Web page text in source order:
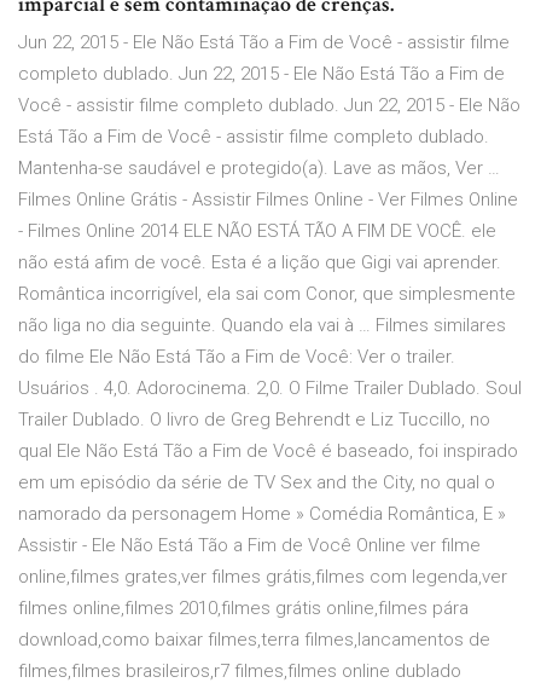
Jun 22, 2015 - Ele Não Está Tão a Fim de Você - assistir filme
completo dublado. Jun 22, 2015 - Ele Não Está Tão a Fim de
Você - assistir filme completo dublado. Jun 22, 2015 - Ele Não
Está Tão a Fim de Você - assistir filme completo dublado.
Mantenha-se saudável e protegido(a). Lave as mãos, Ver …
Filmes Online Grátis - Assistir Filmes Online - Ver Filmes Online
- Filmes Online 2014 ELE NÃO ESTÁ TÃO A FIM DE VOCÊ. ele
não está afim de você. Esta é a lição que Gigi vai aprender.
Romântica incorrigível, ela sai com Conor, que simplesmente
não liga no dia seguinte. Quando ela vai à … Filmes similares
do filme Ele Não Está Tão a Fim de Você: Ver o trailer.
Usuários . 4,0. Adorocinema. 2,0. O Filme Trailer Dublado. Soul
Trailer Dublado. O livro de Greg Behrendt e Liz Tuccillo, no
qual Ele Não Está Tão a Fim de Você é baseado, foi inspirado
em um episódio da série de TV Sex and the City, no qual o
namorado da personagem Home » Comédia Romântica, E »
Assistir - Ele Não Está Tão a Fim de Você Online ver filme
online,filmes grates,ver filmes grátis,filmes com legenda,ver
filmes online,filmes 2010,filmes grátis online,filmes pára
download,como baixar filmes,terra filmes,lancamentos de
filmes,filmes brasileiros,r7 filmes,filmes online dublado